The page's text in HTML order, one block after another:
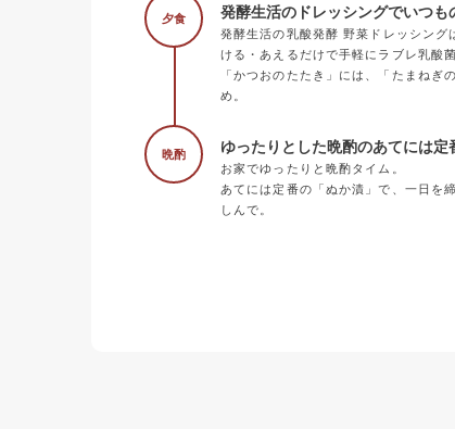
夕食 発酵生活のドレッシングでいつも
発酵生活の乳酸発酵 野菜ドレッシング
ける・あえるだけで手軽にラブレ乳酸
「かつおのたたき」には、「たまねぎ
め。
晩酌 ゆったりとした晩酌のあてには定
お家でゆったりと晩酌タイム。
あてには定番の「ぬか漬」で、一日を
しんで。